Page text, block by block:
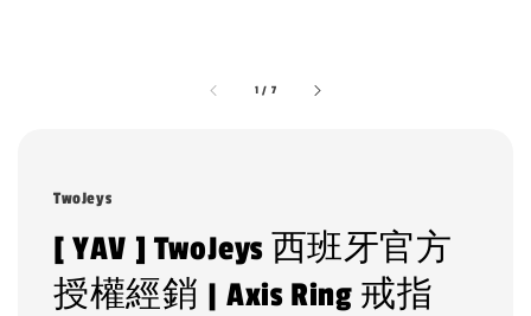
1 / 7
TwoJeys
[ YAV ] TwoJeys 西班牙官方
授權經銷 | Axis Ring 戒指